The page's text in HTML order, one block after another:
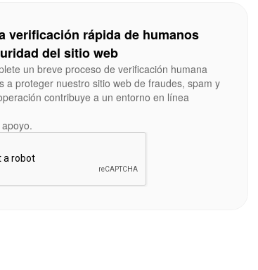
verificación rápida de humanos
del sitio web
un breve proceso de verificación humana
a proteger nuestro sitio web de fraudes, spam y
contribuye a un entorno en línea